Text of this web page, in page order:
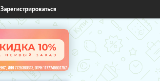
Зарегистрироваться